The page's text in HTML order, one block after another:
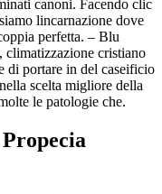
canoni. Facendo clic
lincarnazione dove
perfetta. – Blu
climatizzazione cristiano
di portare in del caseificio
scelta migliore della
le patologie che.